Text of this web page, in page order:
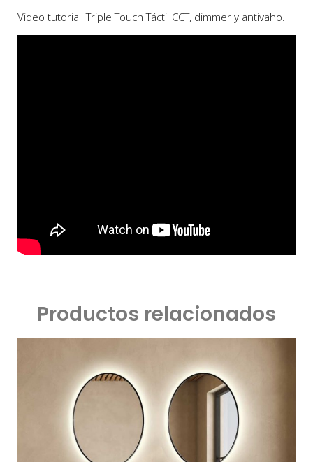
Video tutorial. Triple Touch Táctil CCT, dimmer y antivaho.
Productos relacionados